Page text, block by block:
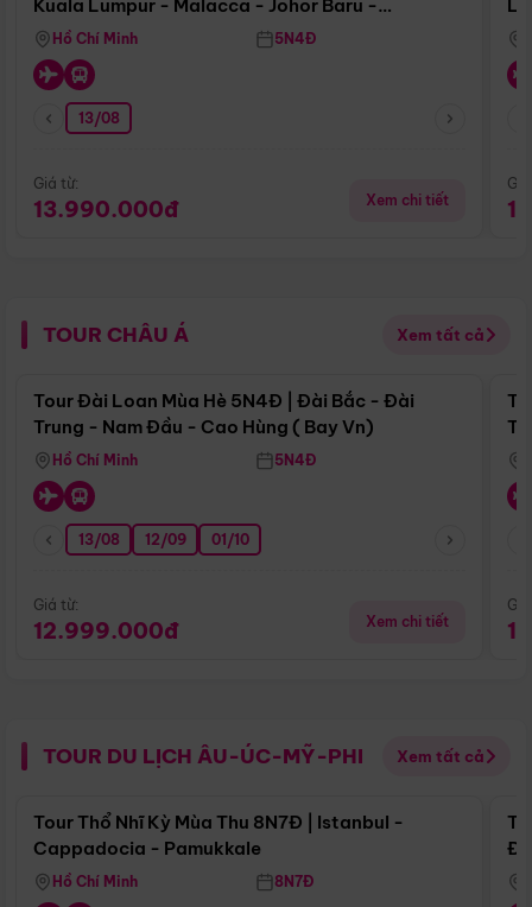
Kuala Lumpur - Malacca - Johor Baru -
Singapore
Hồ Chí Minh 5N4Đ
13/08
Giá từ:
13.990.000đ Xem chi tiết
TOUR CHÂU Á Xem tất cả
Điểm nổi bật
Tour Đài Loan Mùa Hè 5N4Đ | Đài Bắc - Đài
Trung - Nam Đầu - Cao Hùng ( Bay Vn)
Hồ Chí Minh 5N4Đ
13/08 12/09 01/10
Giá từ:
12.999.000đ Xem chi tiết
TOUR DU LỊCH ÂU-ÚC-MỸ-PHI Xem tất cả
Điểm nổi bật
Tour Thổ Nhĩ Kỳ Mùa Thu 8N7Đ | Istanbul -
Cappadocia - Pamukkale
Hồ Chí Minh 8N7Đ